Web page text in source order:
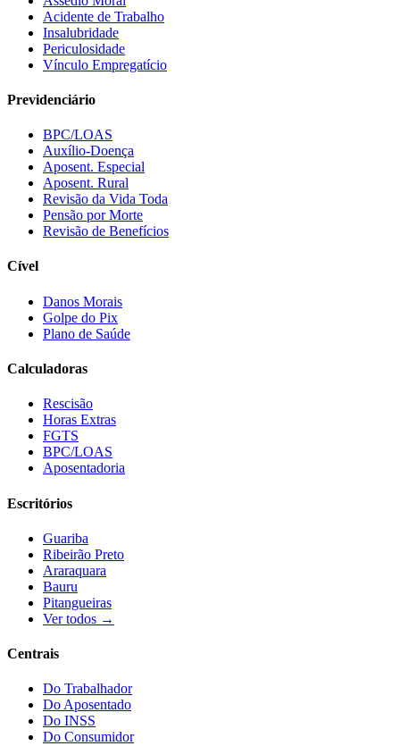
Acidente de Trabalho
Insalubridade
Periculosidade
Vínculo Empregatício
Previdenciário
BPC/LOAS
Auxílio-Doença
Aposent. Especial
Aposent. Rural
Revisão da Vida Toda
Pensão por Morte
Revisão de Benefícios
Cível
Danos Morais
Golpe do Pix
Plano de Saúde
Calculadoras
Rescisão
Horas Extras
FGTS
BPC/LOAS
Aposentadoria
Escritórios
Guariba
Ribeirão Preto
Araraquara
Bauru
Pitangueiras
Ver todos →
Centrais
Do Trabalhador
Do Aposentado
Do INSS
Do Consumidor